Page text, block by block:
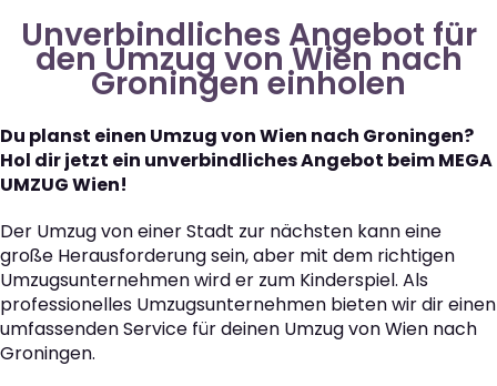
Unverbindliches Angebot für
den Umzug von Wien nach
Groningen einholen
Du planst einen Umzug von Wien nach Groningen?
Hol dir jetzt ein unverbindliches Angebot beim MEGA
UMZUG Wien!
Der Umzug von einer Stadt zur nächsten kann eine
große Herausforderung sein, aber mit dem richtigen
Umzugsunternehmen wird er zum Kinderspiel. Als
professionelles Umzugsunternehmen bieten wir dir einen
umfassenden Service für deinen Umzug von Wien nach
Groningen.